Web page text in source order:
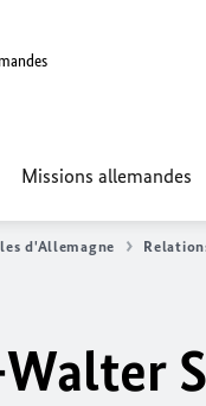
Missions allemandes
d'Allemagne